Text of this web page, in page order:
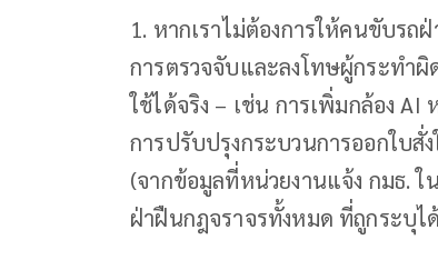
1. หากเราไม่ต้องการให้คนขับรถ
การตรวจจับและลงโทษผู้กระทำ
ใช้ได้จริง – เช่น การเพิ่มกล้อง
การปรับปรุงกระบวนการออกใบสั่
(จากข้อมูลที่หน่วยงานแจ้ง กมธ. ใ
ฝ่าฝืนกฎจราจรทั้งหมด ที่ถูกระบุไ